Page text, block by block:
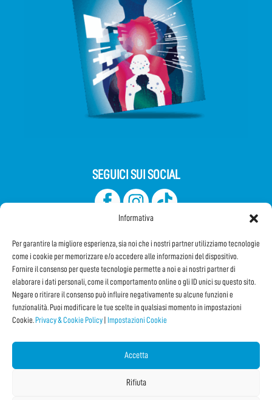
Informativa
Per garantire la migliore esperienza, sia noi che i nostri partner utilizziamo tecnologie
come i cookie per memorizzare e/o accedere alle informazioni del dispositivo.
Fornire il consenso per queste tecnologie permette a noi e ai nostri partner di
elaborare i dati personali, come il comportamento online o gli ID unici su questo sito.
Negare o ritirare il consenso può influire negativamente su alcune funzioni e
funzionalità. Puoi modificare le tue scelte in qualsiasi momento in impostazioni
Cookie. Privacy & Cookie Policy Impostazioni Cookie
Accetta
Rifiuta
SEGUICI SUI SOCIAL
Iscriviti alla Newsletter
CONDIVIDI QUESTA PAGINA!
Facebook